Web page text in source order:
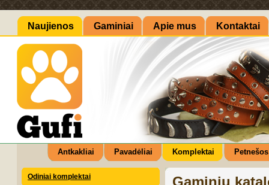
Naujienos Gaminiai Apie mus Kontaktai
Antkakliai Pavadėliai Komplektai Petnešos
Odiniai komplektai Gaminių